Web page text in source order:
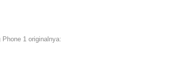
1 originalnya: